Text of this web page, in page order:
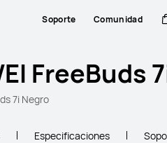
Soporte Comunidad
FreeBuds
7i Negro
Especificaciones